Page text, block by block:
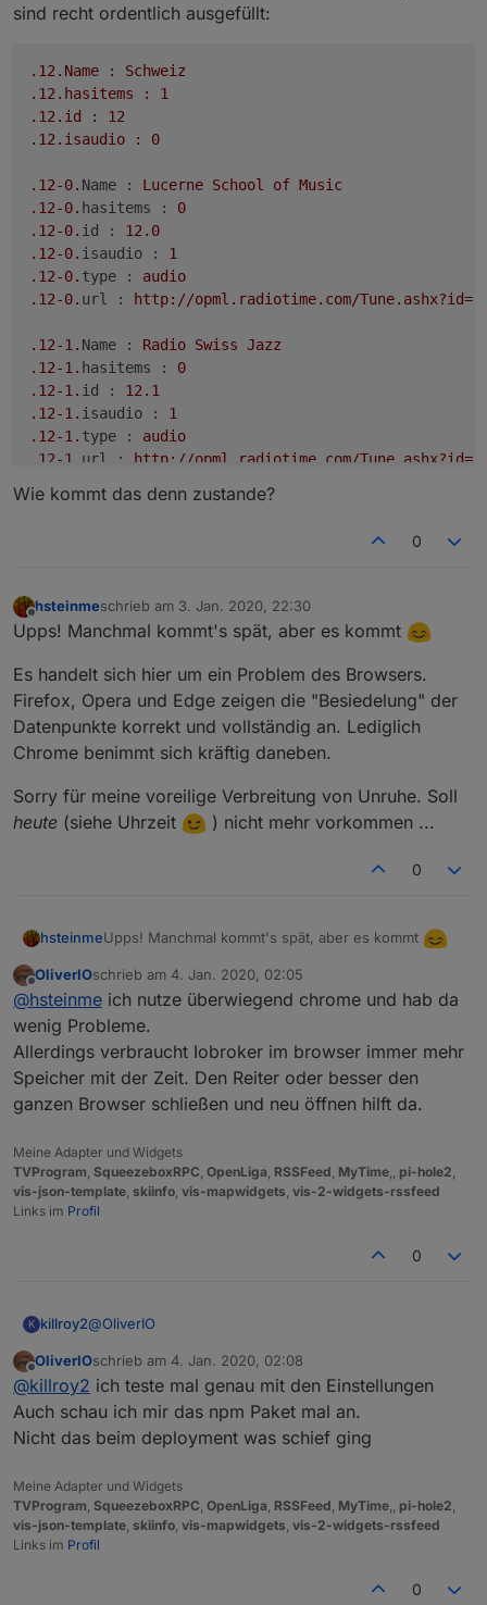
sind recht ordentlich ausgefüllt:
.12.Name :
Schweiz
.12.hasitems :
1
.12.id :
12
.12.isaudio : 0
.12-0. Name : Lucerne School of Music
.12-0. hasitems :
0
.12-0. id :
12.0
.12-0. isaudio :
1
.12-0. type :
audio
.12-0. url : http://opml.radiotime.com/
.12-1. Name : Radio Swiss Jazz
.12-1. hasitems :
0
.12-1. id :
12.1
.12-1. isaudio :
1
.12-1. type :
audio
.12-1. url : http://opml.radiotime.com/
.12-2.Name : Radio Swiss Public
.12
-2. type :
audio
.12
http://www.swissradio.ch/streams/
.12 -3. Name : RTS Espace
.12-3. id :
12.3
.12 -3.isaudio : 1
.12-3. type : audio
Wie kommt das denn zustande?
0
Offline
hsteinmeschrieb am 3. Jan. 2020, 22:30
zuletzt editiert von
Upps! Manchmal kommt's spät, aber es kommt
Es handelt sich hier um ein Problem des Browsers.
Firefox, Opera und Edge zeigen die "Besiedelung" der
Datenpunkte korrekt und vollständig an. Lediglich
Chrome benimmt sich kräftig daneben.
Sorry für meine voreilige Verbreitung von Unruhe. Soll
heute (siehe Uhrzeit ) nicht mehr vorkommen ...
0
hsteinmeUpps! Manchmal kommt's spät, aber es kommt
Es handelt sich hier um ein Problem des Browsers.
Firefox, Opera und Edge zeigen die "Besiedelung"
der Datenpunkte korrekt und vollständig an. Lediglich
Chrome benimmt sich kräftig daneben.
Sorry für meine voreilige Verbreitung von Unruhe.
Soll
(siehe Uhrzeit
) nicht mehr
Offline
OliverIOschrieb am 4. Jan. 2020, 02:05
zuletzt editiert von
@hsteinme ich nutze überwiegend chrome und hab da
wenig Probleme.
Allerdings verbraucht Iobroker im browser immer mehr
Speicher mit der Zeit. Den Reiter oder besser den
ganzen Browser schließen und neu öffnen hilft da.
Meine Adapter und Widgets
TVProgram SqueezeboxRPC OpenLiga RSSFeed MyTime pi-hole2
vis-json-template skiinfo vis-mapwidgets vis-2-widgets-rssfeed
Links im Profil
0
K killroy2@OliverIO
eigentlich alles default
Offline
OliverIOschrieb am 4. Jan. 2020, 02:08
zuletzt editiert von
@killroy2 ich teste mal genau mit den Einstellungen
Auch schau ich mir das npm Paket mal an.
Nicht das beim deployment was schief ging
Meine Adapter und Widgets
TVProgram SqueezeboxRPC OpenLiga RSSFeed MyTime pi-hole2
vis-json-template skiinfo vis-mapwidgets vis-2-widgets-rssfeed
Links im Profil
0